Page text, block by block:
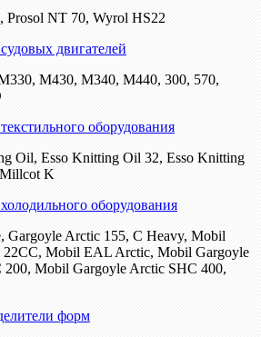
Prosol NT 70, Wyrol HS22
двигателей
M430, M340, M440, 300, 570,
оборудования
Oil, Esso Knitting Oil 32, Esso Knitting
K
оборудования
Gargoyle Arctic 155, С Heavy, Mobil
Mobil EAL Arctic, Mobil Gargoyle
200, Mobil Gargoyle Arctic SHC 400,
форм